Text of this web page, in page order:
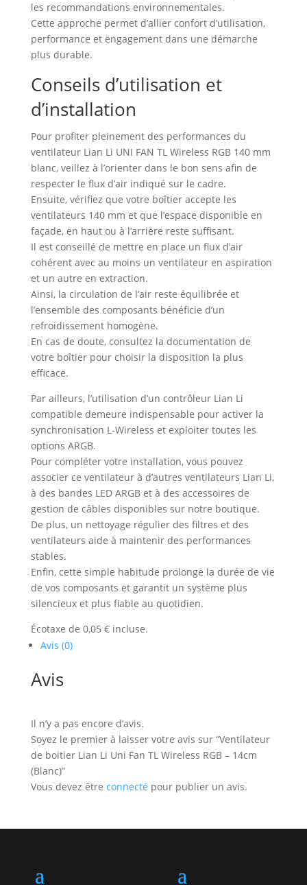
les recommandations environnementales.
Cette approche permet d’allier confort d’utilisation,
performance et engagement dans une démarche
plus durable.
Conseils d’utilisation et
d’installation
Pour profiter pleinement des performances du
ventilateur Lian Li UNI FAN TL Wireless RGB 140 mm
blanc, veillez à l’orienter dans le bon sens afin de
respecter le flux d’air indiqué sur le cadre.
Ensuite, vérifiez que votre boîtier accepte les
ventilateurs 140 mm et que l’espace disponible en
façade, en haut ou à l’arrière reste suffisant.
Il est conseillé de mettre en place un flux d’air
cohérent avec au moins un ventilateur en aspiration
et un autre en extraction.
Ainsi, la circulation de l’air reste équilibrée et
l’ensemble des composants bénéficie d’un
refroidissement homogène.
En cas de doute, consultez la documentation de
votre boîtier pour choisir la disposition la plus
efficace.
Par ailleurs, l’utilisation d’un contrôleur Lian Li
compatible demeure indispensable pour activer la
synchronisation L-Wireless et exploiter toutes les
options ARGB.
Pour compléter votre installation, vous pouvez
associer ce ventilateur à d’autres ventilateurs Lian Li,
à des bandes LED ARGB et à des accessoires de
gestion de câbles disponibles sur notre boutique.
De plus, un nettoyage régulier des filtres et des
ventilateurs aide à maintenir des performances
stables.
Enfin, cette simple habitude prolonge la durée de vie
de vos composants et garantit un système plus
silencieux et plus fiable au quotidien.
Écotaxe de 0,05 € incluse.
Avis (0)
Avis
Il n’y a pas encore d’avis.
Soyez le premier à laisser votre avis sur “Ventilateur
de boitier Lian Li Uni Fan TL Wireless RGB – 14cm
(Blanc)”
Vous devez être connecté pour publier un avis.